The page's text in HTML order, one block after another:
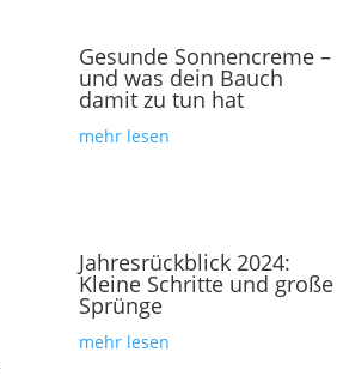
Gesunde Sonnencreme –
und was dein Bauch
damit zu tun hat
mehr lesen
Jahresrückblick 2024:
Kleine Schritte und große
Sprünge
mehr lesen